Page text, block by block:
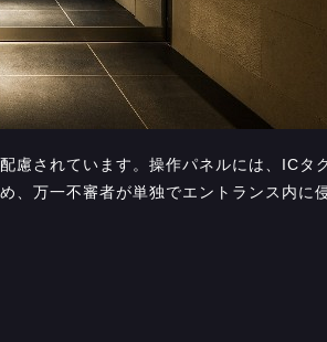
慮されています。操作パネルには、ICタ
万一不審者が単独でエントランス内に